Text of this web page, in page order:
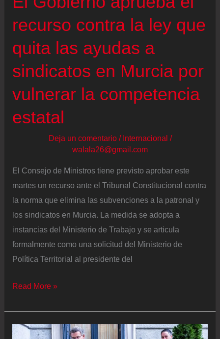
recurso contra la ley que
quita las ayudas a
sindicatos en Murcia por
vulnerar la competencia
estatal
Deja un comentario / Internacional /
walala26@gmail.com
El Consejo de Ministros tiene previsto aprobar este
martes un recurso ante el Tribunal Constitucional contra
la norma que elimina las subvenciones a la patronal y
los sindicatos en Murcia. La medida se adopta a
instancias del Ministerio de Trabajo y se articula
formalmente como una solicitud del Ministerio de
Política Territorial al presidente del
El
aprueba
Read More »